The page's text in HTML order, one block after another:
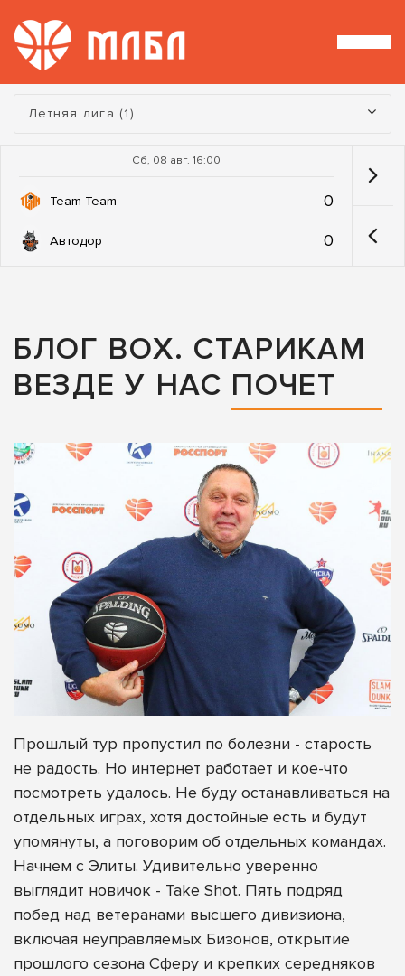
Турнир:
Летняя лига (1)
Сб, 08 авг. 16:00
Team Team 0
Автодор 0
БЛОГ BOX. СТАРИКАМ
ВЕЗДЕ У НАС ПОЧЕТ
Прошлый тур пропустил по болезни - старость
не радость. Но интернет работает и кое-что
посмотреть удалось. Не буду останавливаться на
отдельных играх, хотя достойные есть и будут
упомянуты, а поговорим об отдельных командах.
Начнем с Элиты. Удивительно уверенно
выглядит новичок - Take Shot. Пять подряд
побед над ветеранами высшего дивизиона,
включая неуправляемых Бизонов, открытие
прошлого сезона Сферу и крепких середняков